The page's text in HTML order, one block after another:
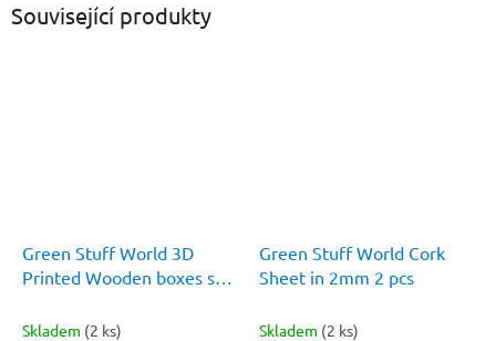
Související produkty
Green Stuff World 3D
Printed Wooden boxes set
Skladem (2 ks)
Green Stuff World Cork
Sheet in 2mm 2 pcs
Skladem (2 ks)